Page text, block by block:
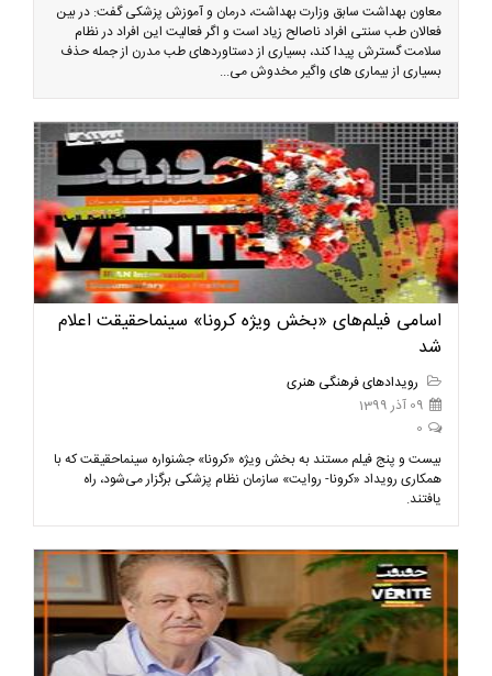
معاون بهداشت سابق وزارت بهداشت، درمان و آموزش پزشکی گفت: در بین
فعالان طب سنتی افراد ناصالح زیاد است و اگر فعالیت این افراد در نظام
سلامت گسترش پیدا کند، بسیاری از دستاوردهای طب مدرن از جمله حذف
بسیاری از بیماری های واگیر مخدوش می...
اسامی فیلم‌های «بخش ویژه کرونا» سینماحقیقت اعلام
شد
رویدادهای فرهنگی هنری
09 آذر 1399
0
بیست و پنج فیلم مستند به بخش ویژه «کرونا» جشنواره سینماحقیقت که با
همکاری رویداد «کرونا- روایت» سازمان نظام پزشکی برگزار می‌شود، راه
یافتند.